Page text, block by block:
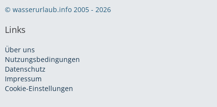
© wasserurlaub.info 2005 - 2026
Links
Über uns
Nutzungsbedingungen
Datenschutz
Impressum
Cookie-Einstellungen